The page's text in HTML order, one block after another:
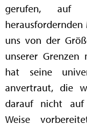
gerufen, auf
uns von der
unserer Grenzen
hat seine
anvertraut, die
darauf nicht auf
Weise